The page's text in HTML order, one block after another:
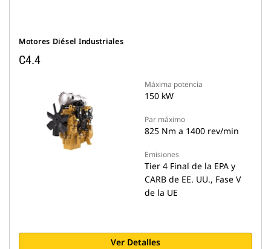
Motores Diésel Industriales
C4.4
Máxima potencia
150 kW
Par máximo
825 Nm a 1400 rev/min
Emisiones
Tier 4 Final de la EPA y
CARB de EE. UU., Fase V
de la UE
Ver Detalles